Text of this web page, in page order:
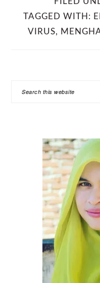
TAGGED WITH:
VIRUS,
Search